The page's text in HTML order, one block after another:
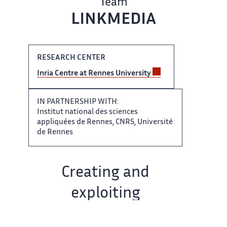
Team
LINKMEDIA
RESEARCH CENTER
Inria ‌ Centre at Rennes University ‌​‌
IN PARTNERSHIP WITH:
Institut ​​ national des sciences
appliquées​​​‌ de Rennes, CNRS, Université ‌
de Rennes
Team name: ‌​‌Creating and
exploiting